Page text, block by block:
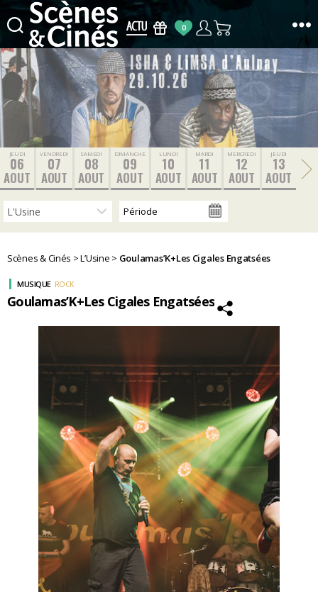
Scènes
&
Cinés
0
JEUDI
06
AOUT
VENDREDI
07
AOUT
SAMEDI
08
AOUT
DIMANCHE
09
AOUT
LUNDI
10
AOUT
MARDI
11
AOUT
MERCREDI
12
AOUT
JEUDI
13
AOUT
Scènes & Cinés >L’Usine > Goulamas’K+Les Cigales Engatsées
Goulamas’K+Les Cigales Engatsées
MUSIQUE ROCK